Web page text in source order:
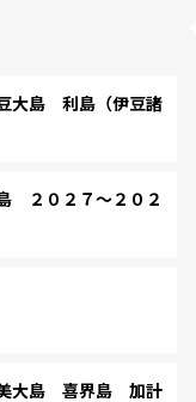
島 利島（伊豆諸
２０２７～２０２
大島 喜界島 加計